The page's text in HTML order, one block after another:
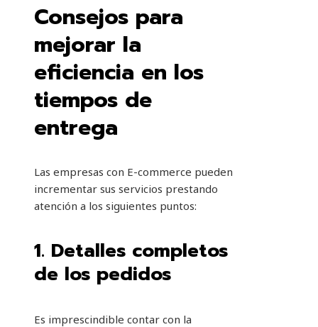
Consejos para
mejorar la
eficiencia en los
tiempos de
entrega
Las empresas con E-commerce pueden
incrementar sus servicios prestando
atención a los siguientes puntos:
1. Detalles completos
de los pedidos
Es imprescindible contar con la